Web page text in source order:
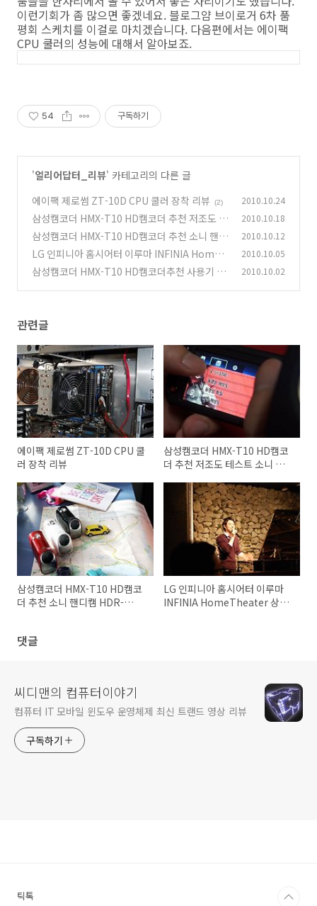
이런기회가 좀 많으면 좋겠네요. 블로그얌 브이로거 6차 품
평회 스케치를 이걸로 마치겠습니다. 다음편에서는 에이팩
CPU 쿨러의 성능에 대해서 알아보죠.
54 구독하기
'얼리어답터_리뷰' 카테고리의 다른 글
에이팩 제로썸 ZT-10D CPU 쿨러 장착 리뷰
(2) 2010.10.24
삼성캠코더 HMX-T10 HD캠코더 추천 저조도 테
스트 소니 핸디캠 HDR-CX550 이면조사형 센서
노이즈 테스트 (1)
2010.10.18
삼성캠코더 HMX-T10 HD캠코더 추천 소니 핸디
캠 HDR-CX550, HDR-CX300 비교기
(28)
2010.10.12
LG 인피니아 홈시어터 이루마 INFINIA HomeT
heater 상세편 (21)
2010.10.05
삼성캠코더 HMX-T10 HD캠코더추천 사용기 외
2010.10.02
관련글
에이팩 제로썸 ZT-10D CPU 쿨
러 장착 리뷰
삼성캠코더 HMX-T10 HD캠코
더 추천 저조도 테스트 소니 핸
센서 노이즈 테스트
삼성캠코더 HMX-T10 HD캠코
더 추천 소니 핸디캠 HDR-
LG 인피니아 홈시어터 이루마
INFINIA HomeTheater 상세
댓글
씨디맨의 컴퓨터이야기
컴퓨터 IT 모바일 윈도우 운영체제 최신 트랜드 영상 리뷰
구독하기
틱톡